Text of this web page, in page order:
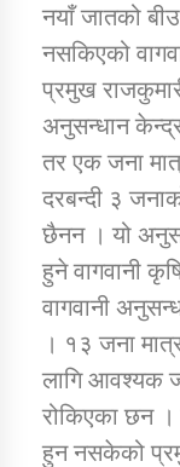
नयाँ जातको
नसकिएको
प्रमुख
अनुसन्धान
तर एक जना
दरबन्दी ३
छैनन । यो
हुने वागवानी
वागवानी
। १३ जना
लागि आवश्यक
रोकिएका छन
हुन नसकेको